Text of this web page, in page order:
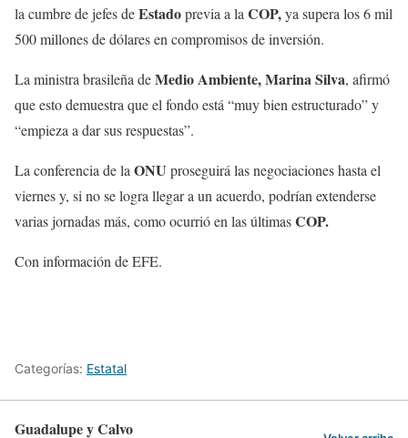
la cumbre de jefes deEstadoprevia a laCOP,ya supera los 6 mil
500 millones de dólares en compromisos de inversión.
La ministra brasileña deMedio Ambiente, Marina Silva, afirmó
que esto demuestra que el fondo está “muy bien estructurado” y
“empieza a dar sus respuestas”.
La conferencia de laONU proseguirá las negociaciones hasta el
viernes y, si no se logra llegar a un acuerdo, podrían extenderse
varias jornadas más, como ocurrió en las últimasCOP.
Con información de EFE.
Categorías: Estatal
Guadalupe y Calvo